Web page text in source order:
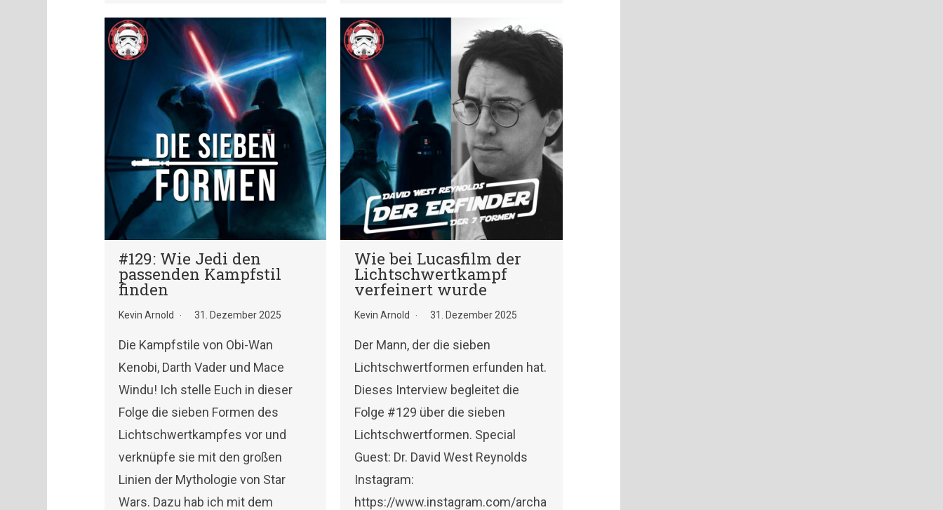
#129: Wie Jedi den
passenden Kampfstil
finden
Kevin Arnold 31. Dezember 2025
Die Kampfstile von Obi-Wan
Kenobi, Darth Vader und Mace
Windu! Ich stelle Euch in dieser
Folge die sieben Formen des
Lichtschwertkampfes vor und
verknüpfe sie mit den großen
Linien der Mythologie von Star
Wars. Dazu hab ich mit dem
Wie bei Lucasfilm der
Lichtschwertkampf
verfeinert wurde
Kevin Arnold 31. Dezember 2025
Der Mann, der die sieben
Lichtschwertformen erfunden hat.
Dieses Interview begleitet die
Folge #129 über die sieben
Lichtschwertformen. Special
Guest: Dr. David West Reynolds
Instagram:
https://www.instagram.com/archa